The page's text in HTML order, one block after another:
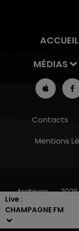
Live :
CHAMPAGNE FM
ACCUEIL
MÉDIAS
Contacts
Mentions
Archives 2026